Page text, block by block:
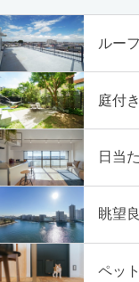
ルー
庭付き
日当
眺望
ペッ